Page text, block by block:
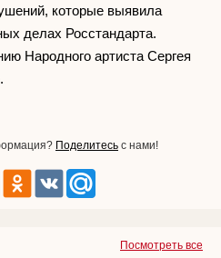
которые выявила
делах Росстандарта.
Народного артиста Сергея
Поделитесь с нами!
Посмотреть все